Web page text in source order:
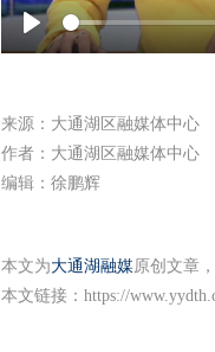
Play
来源：大通湖区融媒体中心
作者：大通湖区融媒体中心
编辑：徐鹏辉
本文为大通湖融媒原创文章
本文链接： https://